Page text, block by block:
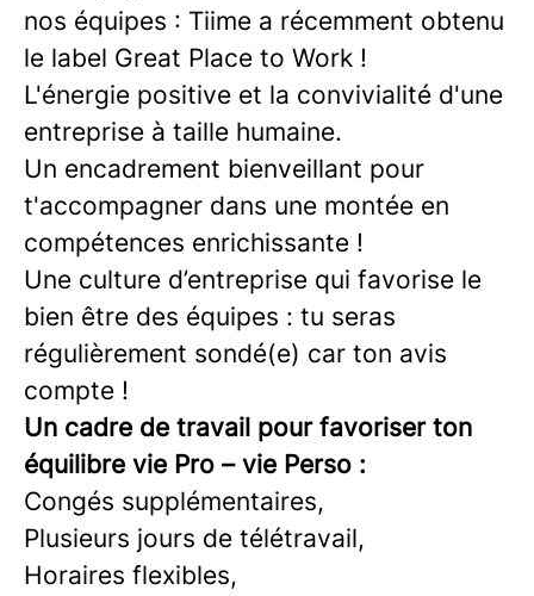
nos équipes : Tiime a récemment obtenu
le label Great Place to Work !
L'énergie positive et la convivialité d'une
entreprise à taille humaine.
Un encadrement bienveillant pour
t'accompagner dans une montée en
compétences enrichissante !
Une culture d’entreprise qui favorise le
bien être des équipes : tu seras
régulièrement sondé(e) car ton avis
compte !
Un cadre de travail pour favoriser ton
équilibre vie Pro – vie Perso :
Congés supplémentaires,
Plusieurs jours de télétravail,
Horaires flexibles,